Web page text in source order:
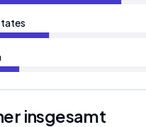
insgesamt